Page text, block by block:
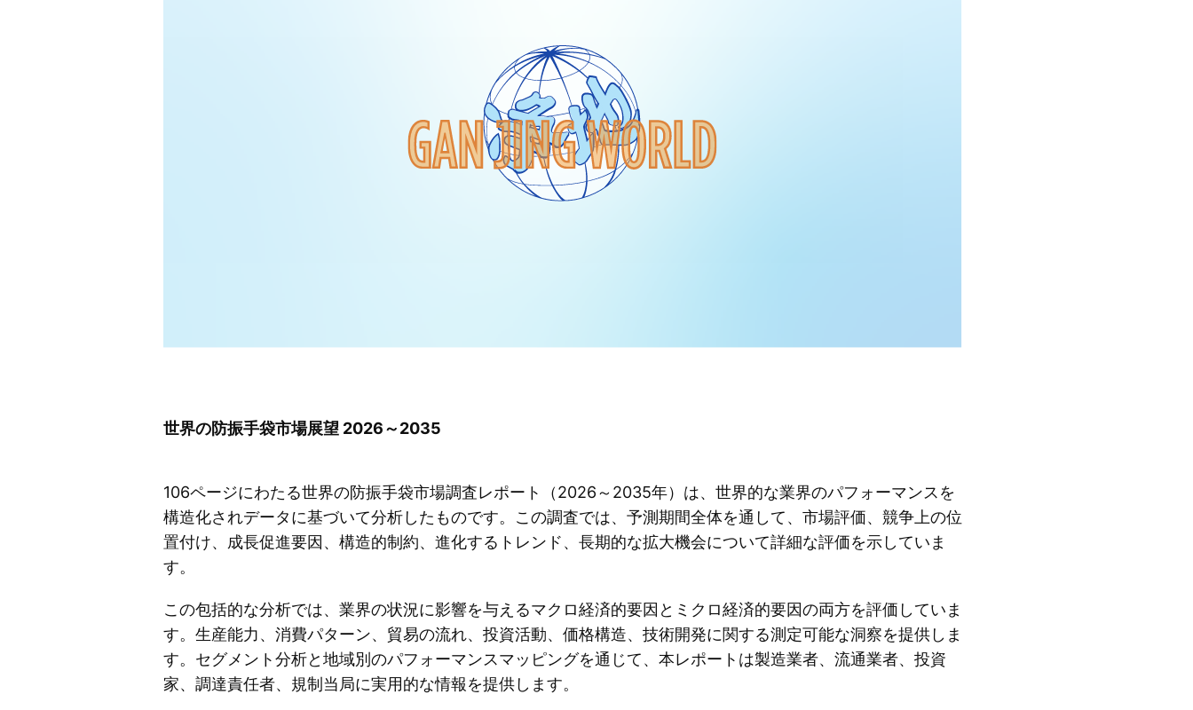
世界の防振手袋市場展望 2026～2035
106ページにわたる世界の防振手袋市場調査レポート（2026～2035年）は、世界的な業界のパフォーマンスを
構造化されデータに基づいて分析したものです。この調査では、予測期間全体を通して、市場評価、競争上の位
置付け、成長促進要因、構造的制約、進化するトレンド、長期的な拡大機会について詳細な評価を示していま
す。
この包括的な分析では、業界の状況に影響を与えるマクロ経済的要因とミクロ経済的要因の両方を評価していま
す。生産能力、消費パターン、貿易の流れ、投資活動、価格構造、技術開発に関する測定可能な洞察を提供しま
す。セグメント分析と地域別のパフォーマンスマッピングを通じて、本レポートは製造業者、流通業者、投資
家、調達責任者、規制当局に実用的な情報を提供します。